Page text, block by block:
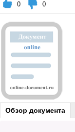
0 0
Обзор документа